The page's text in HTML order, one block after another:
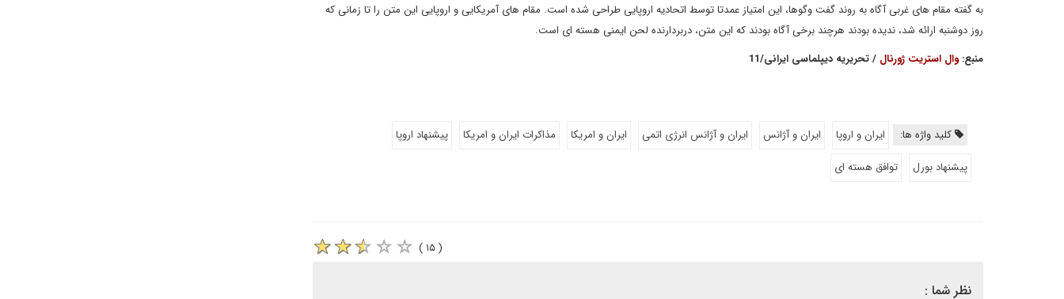
به گفته مقام های غربی آگاه به روند گفت وگوها، این امتیاز عمدتا توسط اتحادیه اروپایی طراحی شده است. مقام های آمریکایی و اروپایی این متن را تا زمانی که
روز دوشنبه ارائه شد، ندیده بودند هرچند برخی آگاه بودند که این متن، دربردارنده لحن ایمنی هسته ای است.
منبع:وال استریت ژورنال / تحریریه دیپلماسی ایرانی/11
کلید واژه ها: ایران و اروپا ایران و آژانس ایران و آژانس انرژی اتمی ایران و امریکا مذاکرات ایران و امریکا
پیشنهاد اروپا
پیشنهاد بورل
توافق هسته ای
( ۱۵ )
نظر شما :